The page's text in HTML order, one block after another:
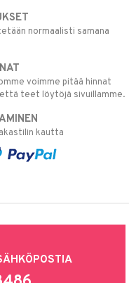
normaalisti samana
voimme pitää hinnat
että teet löytöjä sivuillamme.
kautta